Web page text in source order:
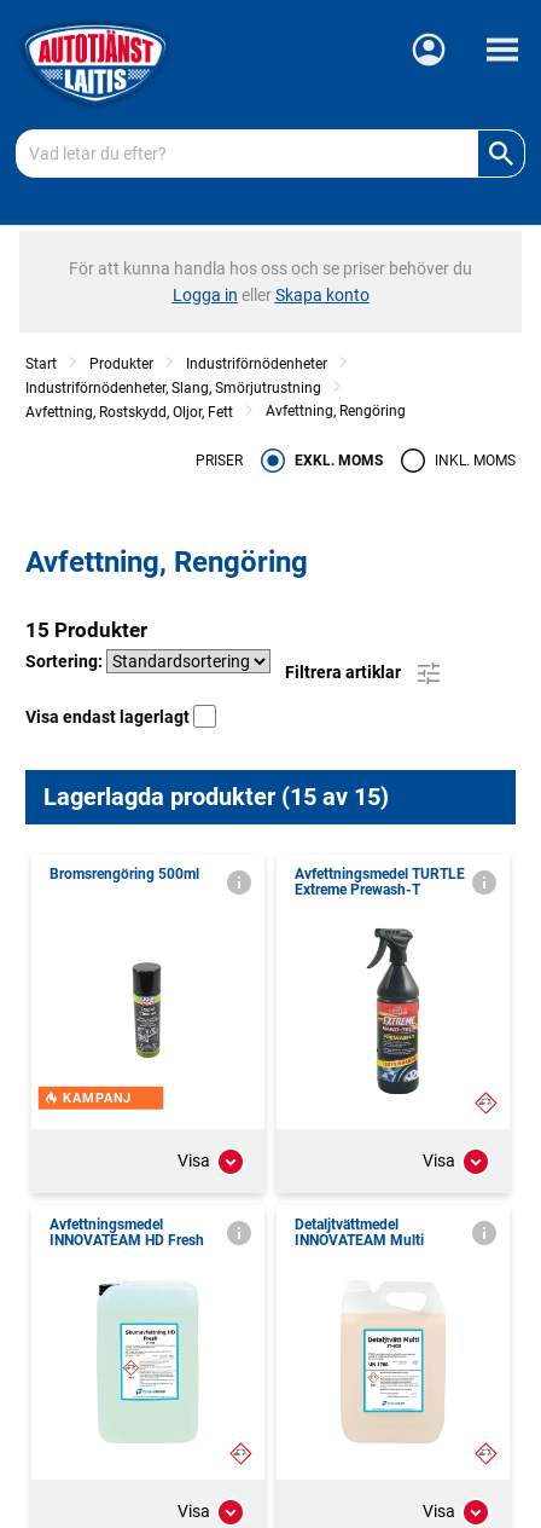
Meny
För att kunna handla hos oss och se priser behöver du
Logga in ellerSkapa konto
Start Produkter
Industriförnödenheter
Industriförnödenheter, Slang, Smörjutrustning
Avfettning, Rostskydd, Oljor, Fett
Avfettning, Rengöring
PRISER EXKL. MOMS INKL. MOMS
Avfettning, Rengöring
15 Produkter
Sortering:
Filtrera artiklar
Visa endast lagerlagt
Lagerlagda produkter (15 av 15)
Bromsrengöring 500ml
KAMPANJ
Visa
Avfettningsmedel TURTLE
Extreme Prewash-T
Visa
Avfettningsmedel
INNOVATEAM HD Fresh
Visa
Detaljtvättmedel
INNOVATEAM Multi
Visa